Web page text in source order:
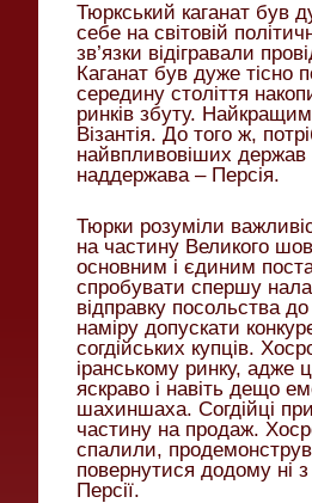
Тюркський каганат був
себе на світовій
зв’язки відігравали
Каганат був дуже тісно
середину століття
ринків збуту.
Візантія. До того ж,
найвпливовіших держав
наддержава – Персія.
Тюрки розуміли
на частину Великого
основним і єдиним
спробувати спершу
відправку посольства
наміру допускати
согдійських купців.
іранському ринку,
яскраво і навіть дещо
шахиншаха. Согдійці
частину на продаж.
спалили,
повернутися додому ні
Персії.